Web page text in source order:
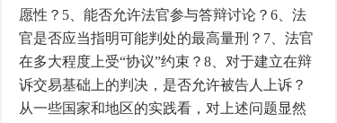
愿性？5、能否允许法官参与答辩讨论？6、法
官是否应当指明可能判处的最高量刑？7、法官
在多大程度上受“协议”约束？8、对于建立在辩
诉交易基础上的判决，是否允许被告人上诉？
从一些国家和地区的实践看，对上述问题显然